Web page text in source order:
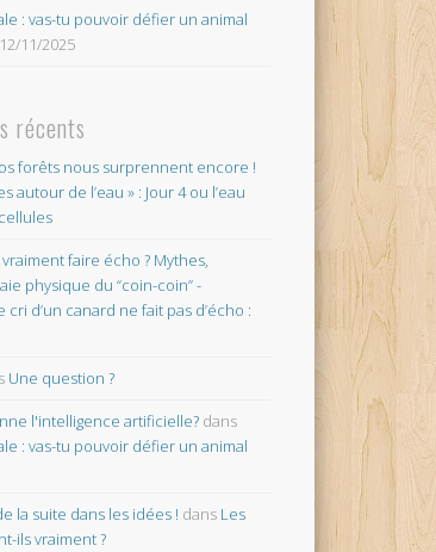
: vas-tu pouvoir défier un animal
12/11/2025
récents
forêts nous surprennent encore !
autour de l’eau » : Jour 4 ou l’eau
faire écho ? Mythes,
physique du “coin-coin” -
cri d’un canard ne fait pas d’écho :
Une question ?
l'intelligence artificielle? dans
: vas-tu pouvoir défier un animal
la suite dans les idées ! dans Les
ils vraiment ?